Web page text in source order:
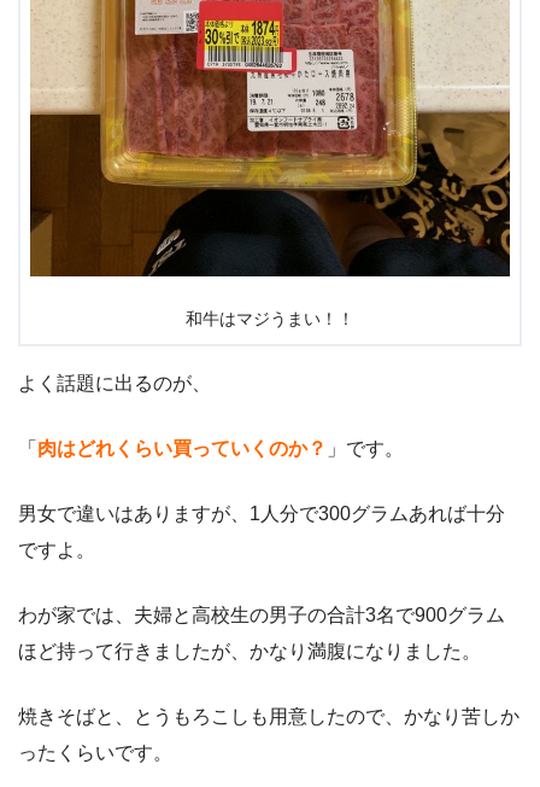
和牛はマジうまい！！
よく話題に出るのが、
「 肉はどれくらい買っていくのか？ 」です。
男女で違いはありますが、1人分で300グラムあれば十分
ですよ。
わが家では、夫婦と高校生の男子の合計3名で900グラム
ほど持って行きましたが、かなり満腹になりました。
焼きそばと、とうもろこしも用意したので、かなり苦しか
ったくらいです。